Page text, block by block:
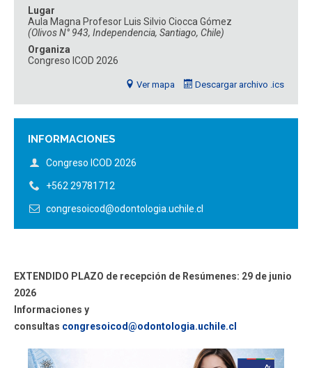
INFORMACIONES
Congreso ICOD 2026
+562 29781712
congresoicod@odontologia.uchile.cl
Lugar
Aula Magna Profesor Luis Silvio Ciocca Gómez
(Olivos N° 943, Independencia, Santiago, Chile)
Organiza
Congreso ICOD 2026
Ver mapa Descargar archivo .ics
EXTENDIDO PLAZO de recepción de Resúmenes: 29 de junio
2026
Informaciones y
consultas congresoicod@odontologia.uchile.cl